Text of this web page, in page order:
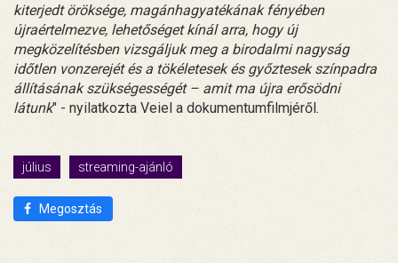
kiterjedt öröksége, magánhagyatékának fényében
újraértelmezve, lehetőséget kínál arra, hogy új
megközelítésben vizsgáljuk meg a birodalmi nagyság
időtlen vonzerejét és a tökéletesek és győztesek színpadra
állításának szükségességét – amit ma újra erősödni
látunk" - nyilatkozta Veiel a dokumentumfilmjéről.
július streaming-ajánló
Megosztás